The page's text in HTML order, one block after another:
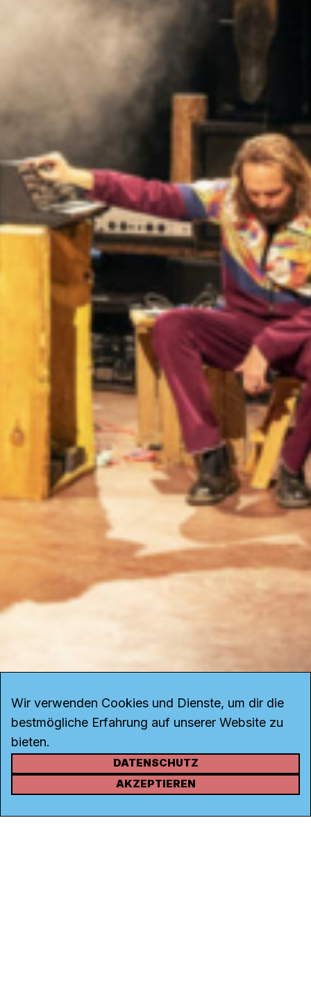
und dem Bühnenbild sprechen Eva-Maria
Bertschy und Kojack Kossakamvwe über
den Klimawandel in Form von Musik. Im
Gespräch erzählten sie mehr über die
Umsetzung, Bedeutung und kongolesische
Musik im Allgemeinen.
Sendung vom 15.11.2024
Moderation & Redaktion: Lily Redman
Bild:Bühne Aarau
04:51
Details zum PodcastK wie Kultur
KONTAKT
Rohrerstrasse 20
Wir verwenden Cookies und Dienste, um dir die
bestmögliche Erfahrung auf unserer Website zu
bieten.
DATENSCHUTZ
AKZEPTIEREN